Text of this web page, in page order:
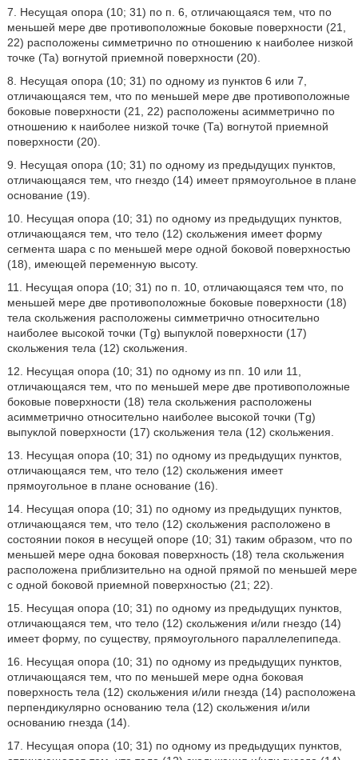
7. Несущая опора (10; 31) по п. 6, отличающаяся тем, что по
меньшей мере две противоположные боковые поверхности (21,
22) расположены симметрично по отношению к наиболее низкой
точке (Та) вогнутой приемной поверхности (20).
8. Несущая опора (10; 31) по одному из пунктов 6 или 7,
отличающаяся тем, что по меньшей мере две противоположные
боковые поверхности (21, 22) расположены асимметрично по
отношению к наиболее низкой точке (Та) вогнутой приемной
поверхности (20).
9. Несущая опора (10; 31) по одному из предыдущих пунктов,
отличающаяся тем, что гнездо (14) имеет прямоугольное в плане
основание (19).
10. Несущая опора (10; 31) по одному из предыдущих пунктов,
отличающаяся тем, что тело (12) скольжения имеет форму
сегмента шара с по меньшей мере одной боковой поверхностью
(18), имеющей переменную высоту.
11. Несущая опора (10; 31) по п. 10, отличающаяся тем что, по
меньшей мере две противоположные боковые поверхности (18)
тела скольжения расположены симметрично относительно
наиболее высокой точки (Tg) выпуклой поверхности (17)
скольжения тела (12) скольжения.
12. Несущая опора (10; 31) по одному из пп. 10 или 11,
отличающаяся тем, что по меньшей мере две противоположные
боковые поверхности (18) тела скольжения расположены
асимметрично относительно наиболее высокой точки (Tg)
выпуклой поверхности (17) скольжения тела (12) скольжения.
13. Несущая опора (10; 31) по одному из предыдущих пунктов,
отличающаяся тем, что тело (12) скольжения имеет
прямоугольное в плане основание (16).
14. Несущая опора (10; 31) по одному из предыдущих пунктов,
отличающаяся тем, что тело (12) скольжения расположено в
состоянии покоя в несущей опоре (10; 31) таким образом, что по
меньшей мере одна боковая поверхность (18) тела скольжения
расположена приблизительно на одной прямой по меньшей мере
с одной боковой приемной поверхностью (21; 22).
15. Несущая опора (10; 31) по одному из предыдущих пунктов,
отличающаяся тем, что тело (12) скольжения и/или гнездо (14)
имеет форму, по существу, прямоугольного параллелепипеда.
16. Несущая опора (10; 31) по одному из предыдущих пунктов,
отличающаяся тем, что по меньшей мере одна боковая
поверхность тела (12) скольжения и/или гнезда (14) расположена
перпендикулярно основанию тела (12) скольжения и/или
основанию гнезда (14).
17. Несущая опора (10; 31) по одному из предыдущих пунктов,